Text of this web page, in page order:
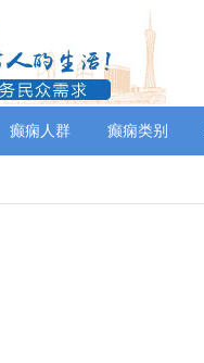
癫痫人群 癫痫类别